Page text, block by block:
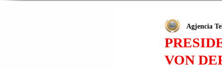
VON
Agjencia